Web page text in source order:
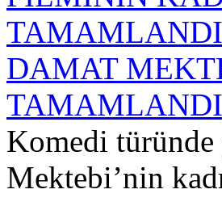
DAMAT
TAMAMLANDI
Komedi türünde
Mektebi’nin